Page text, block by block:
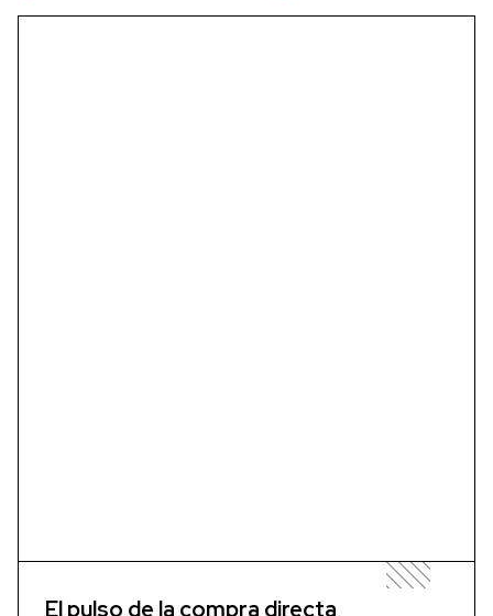
El pulso de la compra directa